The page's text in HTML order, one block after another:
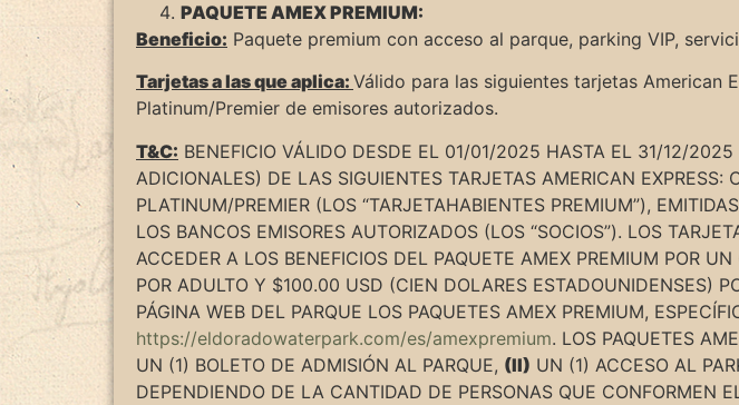
PAQUETE AMEX PREMIUM:
Beneficio: Paquete premium con acceso al parque, parking VIP,
Tarjetas a las que aplica: Válido para las siguientes tarjetas American
Platinum/Premier de emisores autorizados.
T&C: BENEFICIO VÁLIDO DESDE EL 01/01/2025 HASTA EL 31/12/
ADICIONALES) DE LAS SIGUIENTES TARJETAS AMERICAN
PLATINUM/PREMIER (LOS “TARJETAHABIENTES PREMIUM”),
LOS BANCOS EMISORES AUTORIZADOS (LOS “SOCIOS”). LOS
ACCEDER A LOS BENEFICIOS DEL PAQUETE AMEX PREMIUM POR
POR ADULTO Y $100.00 USD (CIEN DOLARES ESTADOUNIDENSES)
PÁGINA WEB DEL PARQUE LOS PAQUETES AMEX PREMIUM,
https://eldoradowaterpark.com/es/amexpremium. LOS PAQUETES
UN (1) BOLETO DE ADMISIÓN AL PARQUE, (II) UN (1) ACCESO AL
DEPENDIENDO DE LA CANTIDAD DE PERSONAS QUE CONFORMEN